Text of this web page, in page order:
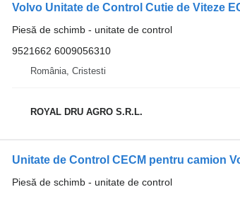
Piesă de schimb - unitate de control
9521662 6009056310
România, Cristesti
ROYAL DRU AGRO S.R.L.
Unitate de Control CECM pentru camion
Piesă de schimb - unitate de control